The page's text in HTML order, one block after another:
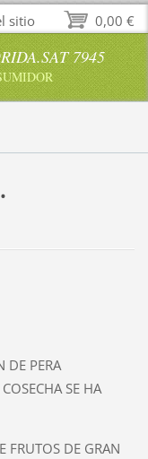
7945
DE PERA
SE HA
FRUTOS DE GRAN
0,00 €
sitio